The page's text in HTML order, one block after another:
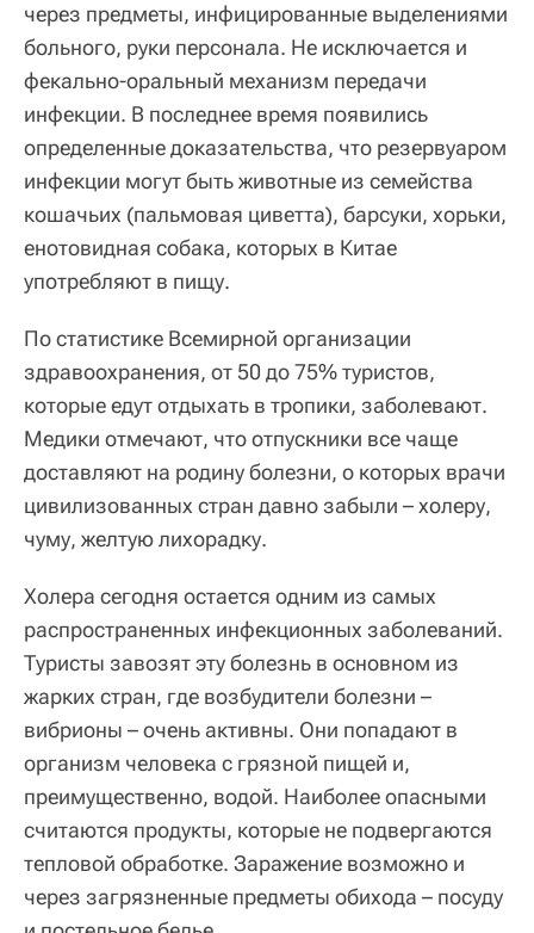
через предметы, инфицированные выделениями
больного, руки персонала. Не исключается и
фекально‑оральный механизм передачи
инфекции. В последнее время появились
определенные доказательства, что резервуаром
инфекции могут быть животные из семейства
кошачьих (пальмовая циветта), барсуки, хорьки,
енотовидная собака, которых в Китае
употребляют в пищу.
По статистике Всемирной организации
здравоохранения, от 50 до 75% туристов,
которые едут отдыхать в тропики, заболевают.
Медики отмечают, что отпускники все чаще
доставляют на родину болезни, о которых врачи
цивилизованных стран давно забыли – холеру,
чуму, желтую лихорадку.
Холера сегодня остается одним из самых
распространенных инфекционных заболеваний.
Туристы завозят эту болезнь в основном из
жарких стран, где возбудители болезни –
вибрионы – очень активны. Они попадают в
организм человека с грязной пищей и,
преимущественно, водой. Наиболее опасными
считаются продукты, которые не подвергаются
тепловой обработке. Заражение возможно и
через загрязненные предметы обихода – посуду